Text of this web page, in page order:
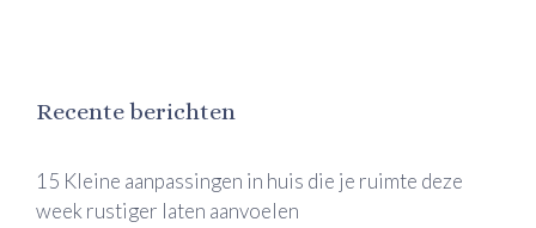
Recente berichten
15 Kleine aanpassingen in huis die je ruimte deze
week rustiger laten aanvoelen